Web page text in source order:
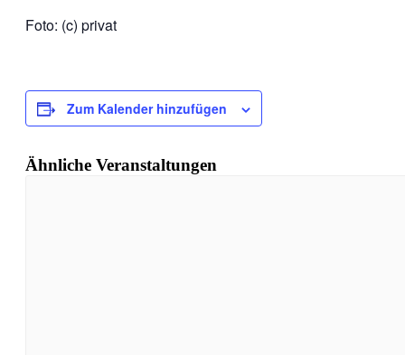
Foto: (c) privat
Zum Kalender hinzufügen
Ähnliche Veranstaltungen